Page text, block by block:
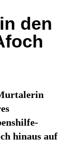
den
hinaus auf